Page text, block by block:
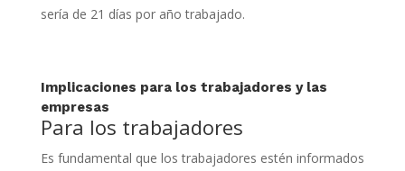
sería de 21 días por año trabajado.
Implicaciones para los trabajadores y las
empresas
Para los trabajadores
Es fundamental que los trabajadores estén informados